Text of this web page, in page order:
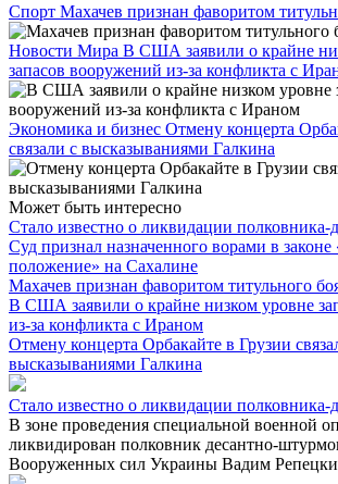
Спорт Махачев признан фаворитом
Новости Мира В США заявили о крайне
запасов вооружений из-за конфликта с
Экономика и бизнес Отмену концерта
связали с высказываниями Галкина
Может быть интересно
Стало известно о ликвидации
Суд признал назначенного ворами в законе
положение» на Сахалине
Махачев признан фаворитом титульного
В США заявили о крайне низком уровне
из-за конфликта с Ираном
Отмену концерта Орбакайте в Грузии
высказываниями Галкина
Стало известно о ликвидации
В зоне проведения специальной военной
ликвидирован полковник десантно-
Вооруженных сил Украины Вадим